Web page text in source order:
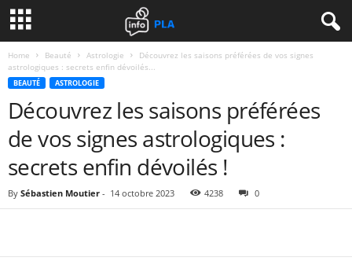
Home Beauté Astrologie
Découvrez les saisons préférées de vos signes
astrologiques : secrets enfin dévoilés...
BEAUTÉ ASTROLOGIE
Découvrez les saisons préférées
de vos signes astrologiques :
secrets enfin dévoilés !
By Sébastien Moutier - 14 octobre 2023 4238 0